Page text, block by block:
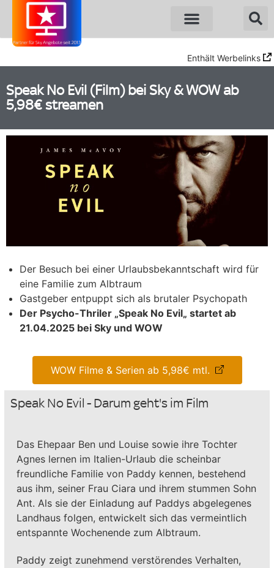
Enthält Werbelinks
Speak No Evil (Film) bei Sky & WOW ab
5,98€ streamen
Der Besuch bei einer Urlaubsbekanntschaft wird für
eine Familie zum Albtraum
Gastgeber entpuppt sich als brutaler Psychopath
Der Psycho-Thriler „Speak No Evil„ startet ab
21.04.2025 bei Sky und WOW
WOW Filme & Serien ab 5,98€ mtl.
Speak No Evil - Darum geht's im Film
Das Ehepaar Ben und Louise sowie ihre Tochter
Agnes lernen im Italien-Urlaub die scheinbar
freundliche Familie von Paddy kennen, bestehend
aus ihm, seiner Frau Ciara und ihrem stummen Sohn
Ant. Als sie der Einladung auf Paddys abgelegenes
Landhaus folgen, entwickelt sich das vermeintlich
entspannte Wochenende zum Albtraum.
Paddy zeigt zunehmend verstörendes Verhalten,